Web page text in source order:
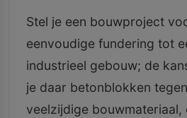
Stel je een bouwproject
eenvoudige fundering tot
industrieel gebouw; de
je daar betonblokken
veelzijdige bouwmateriaal,